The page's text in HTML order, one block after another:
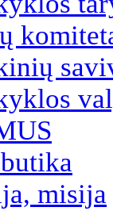
misija